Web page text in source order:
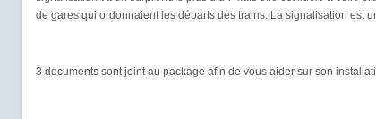
de gares qui ordonnaient les départs des trains. La signalisation est
3 documents sont joint au package afin de vous aider sur son